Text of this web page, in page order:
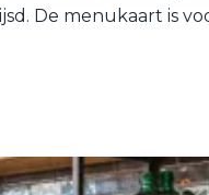
De menukaart is